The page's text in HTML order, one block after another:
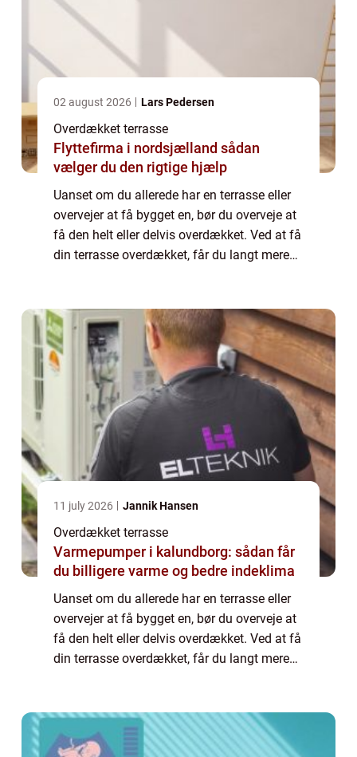
02 august 2026 Lars Pedersen
Overdækket terrasse
Flyttefirma i nordsjælland sådan
vælger du den rigtige hjælp
Uanset om du allerede har en terrasse eller
overvejer at få bygget en, bør du overveje at
få den helt eller delvis overdækket. Ved at få
din terrasse overdækket, får du langt mere
11 july 2026 Jannik Hansen
Overdækket terrasse
Varmepumper i kalundborg: sådan får
du billigere varme og bedre indeklima
Uanset om du allerede har en terrasse eller
overvejer at få bygget en, bør du overveje at
få den helt eller delvis overdækket. Ved at få
din terrasse overdækket, får du langt mere